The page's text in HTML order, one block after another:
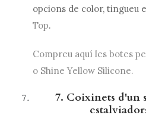
opcions de color, tingueu
Top.
Compreu aquí les botes
o Shine Yellow Silicone.
7. Coixinets d'un